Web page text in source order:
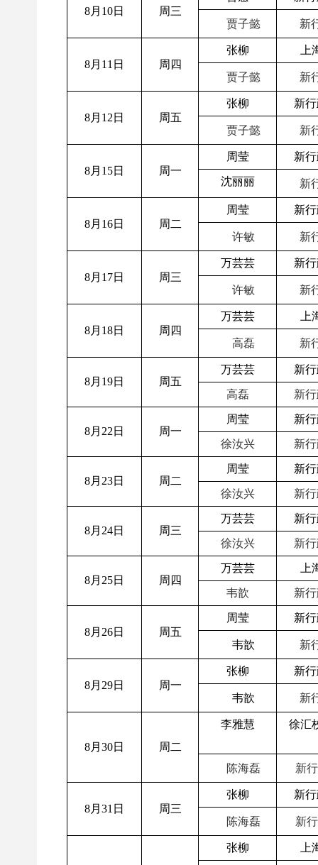
8月10日 周三
贾子懿 新
8月11日 周四
张柳
贾子懿 新
8月12日 周五
张柳 新
贾子懿 新
8月15日 周一
周莹 新
沈丽丽 新
8月16日 周二
周莹 新
许敏 新
8月17日 周三
万芸芸 新
许敏 新
8月18日 周四
万芸芸
高磊 新
8月19日 周五
万芸芸 新
高磊 新
8月22日 周一
周莹 新
徐汝兴 新
8月23日 周二
周莹 新
徐汝兴 新
8月24日 周三
万芸芸 新
徐汝兴 新
8月25日 周四
万芸芸
韦歆 新
8月26日 周五
周莹 新
韦歆 新
8月29日 周一
张柳 新
韦歆 新
8月30日 周二
李雅慧
徐汇
陈海磊 新
8月31日 周三
张柳 新
陈海磊 新
张柳